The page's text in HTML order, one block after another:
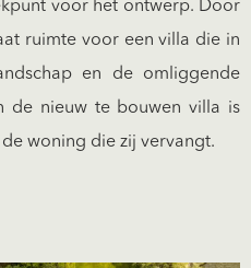
voor het ontwerp. Door
ruimte voor een villa die in
en de omliggende
de nieuw te bouwen villa is
woning die zij vervangt.